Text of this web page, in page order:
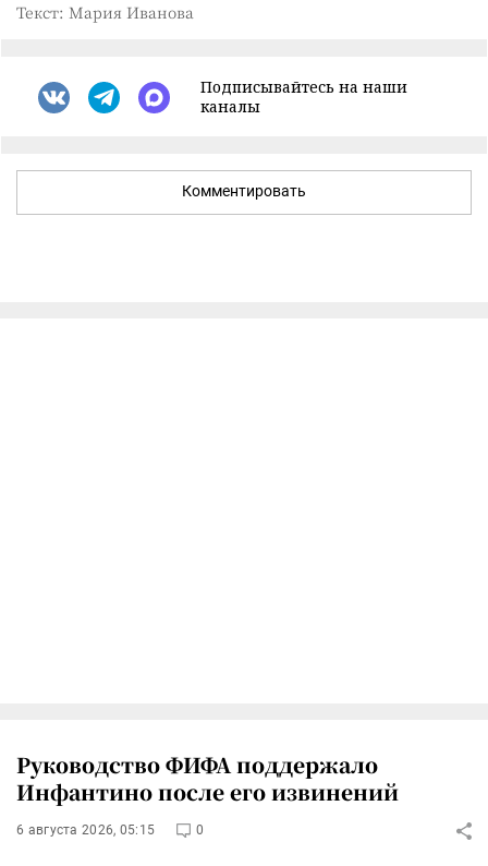
Текст: Мария Иванова
Подписывайтесь на наши
каналы
Комментировать
Руководство ФИФА поддержало
Инфантино после его извинений
6 августа 2026, 05:15 0